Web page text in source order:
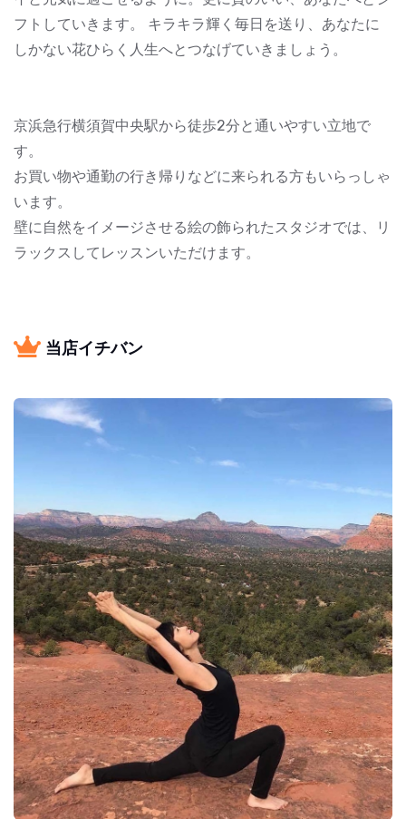
フトしていきます。 キラキラ輝く毎日を送り、あなたに
しかない花ひらく人生へとつなげていきましょう。
京浜急行横須賀中央駅から徒歩2分と通いやすい立地で
す。
お買い物や通勤の行き帰りなどに来られる方もいらっしゃ
います。
壁に自然をイメージさせる絵の飾られたスタジオでは、リ
ラックスしてレッスンいただけます。
当店イチバン